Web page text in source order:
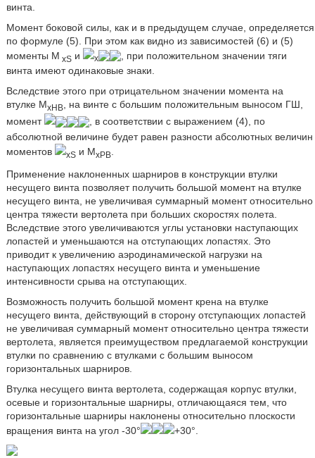
винта.
Момент боковой силы, как и в предыдущем случае, определяется
по формуле (5). При этом как видно из зависимостей (6) и (5)
моменты M xS и x
, при положительном значении тяги
винта имеют одинаковые знаки.
Вследствие этого при отрицательном значении момента на
втулке МхНВ, на винте с большим положительным выносом ГШ,
момент
, в соответствии с выражением (4), по
абсолютной величине будет равен разности абсолютных величин
моментов
xS и МхРВ
Применение наклоненных шарниров в конструкции втулки
несущего винта позволяет получить большой момент на втулке
несущего винта, не увеличивая суммарный момент относительно
центра тяжести вертолета при больших скоростях полета.
Вследствие этого увеличиваются углы установки наступающих
лопастей и уменьшаются на отступающих лопастях. Это
приводит к увеличению аэродинамической нагрузки на
наступающих лопастях несущего винта и уменьшение
интенсивности срыва на отступающих.
Возможность получить большой момент крена на втулке
несущего винта, действующий в сторону отступающих лопастей
не увеличивая суммарный момент относительно центра тяжести
вертолета, является преимуществом предлагаемой конструкции
втулки по сравнению с втулками с большим выносом
горизонтальных шарниров.
Втулка несущего винта вертолета, содержащая корпус втулки,
осевые и горизонтальные шарниры, отличающаяся тем, что
горизонтальные шарниры наклонены относительно плоскости
вращения винта на угол -30°
+30°.